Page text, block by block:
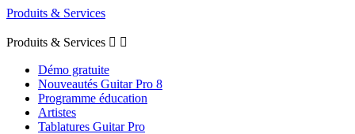
Produits & Services
Produits & Services  
Démo gratuite
Nouveautés Guitar Pro 8
Programme éducation
Artistes
Tablatures Guitar Pro